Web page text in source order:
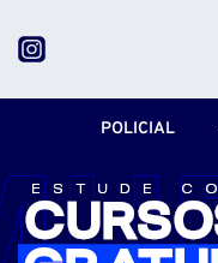
POLICIAL